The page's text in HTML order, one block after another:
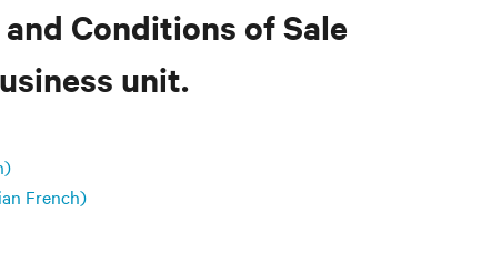
Conditions of Sale
unit.
French)